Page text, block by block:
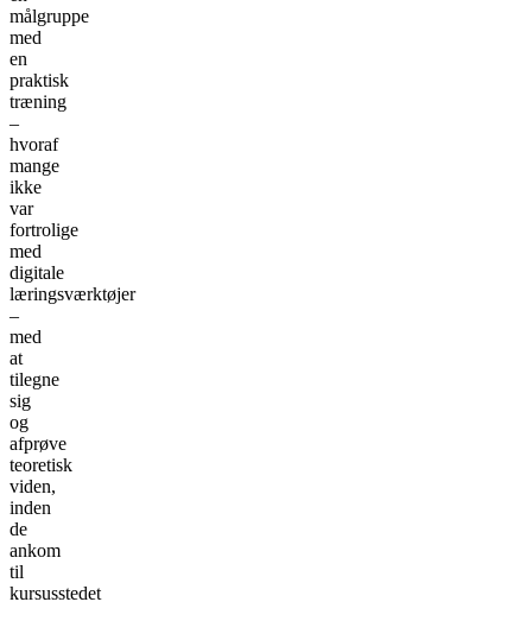
målgruppe
med
en
praktisk
træning
–
hvoraf
mange
ikke
var
fortrolige
med
digitale
læringsværktøjer
–
med
at
tilegne
sig
og
afprøve
teoretisk
viden,
inden
de
ankom
til
kursusstedet